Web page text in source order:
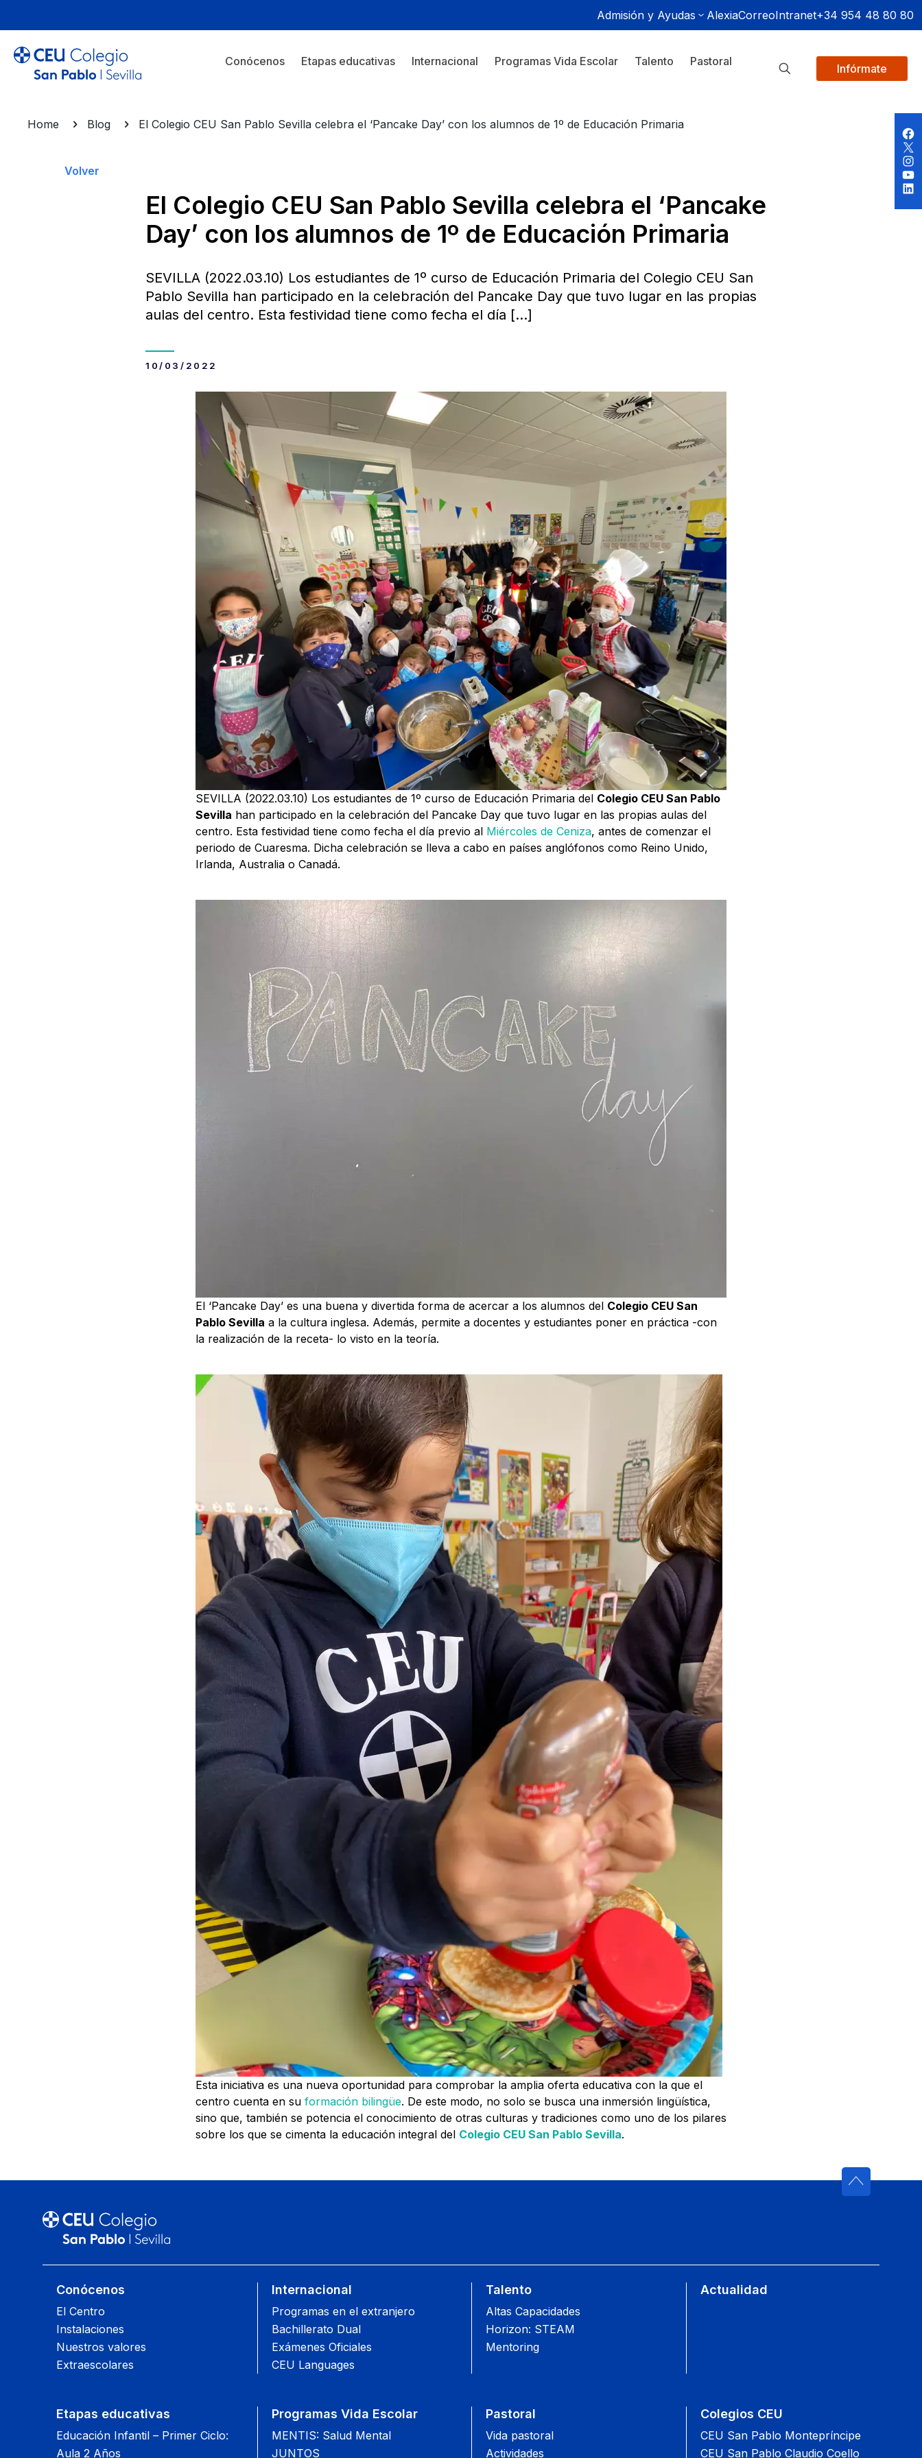
Admisión y Ayudas AlexiaCorreoIntranet+34 954 48 80 80
Conócenos Etapas educativas Internacional Programas Vida Escolar Talento Pastoral
Infórmate
Home Blog El Colegio CEU San Pablo Sevilla celebra el ‘Pancake Day’ con los alumnos de 1º de Educación Primaria
Volver
El Colegio CEU San Pablo Sevilla celebra el ‘Pancake
Day’ con los alumnos de 1º de Educación Primaria
SEVILLA (2022.03.10) Los estudiantes de 1º curso de Educación Primaria del Colegio CEU San
Pablo Sevilla han participado en la celebración del Pancake Day que tuvo lugar en las propias
aulas del centro. Esta festividad tiene como fecha el día […]
10/03/2022
SEVILLA (2022.03.10) Los estudiantes de 1º curso de Educación Primaria del Colegio CEU San Pablo
Sevilla han participado en la celebración del Pancake Day que tuvo lugar en las propias aulas del
centro. Esta festividad tiene como fecha el día previo al Miércoles de Ceniza, antes de comenzar el
periodo de Cuaresma. Dicha celebración se lleva a cabo en países anglófonos como Reino Unido,
Irlanda, Australia o Canadá.
El ‘Pancake Day’ es una buena y divertida forma de acercar a los alumnos del Colegio CEU San
Pablo Sevilla a la cultura inglesa. Además, permite a docentes y estudiantes poner en práctica -con
la realización de la receta- lo visto en la teoría.
Esta iniciativa es una nueva oportunidad para comprobar la amplia oferta educativa con la que el
centro cuenta en su formación bilingüe. De este modo, no solo se busca una inmersión lingüística,
sino que, también se potencia el conocimiento de otras culturas y tradiciones como uno de los pilares
sobre los que se cimenta la educación integral del Colegio CEU San Pablo Sevilla.
Conócenos
El Centro
Instalaciones
Nuestros valores
Extraescolares
Etapas educativas
Educación Infantil – Primer Ciclo:
Aula 2 Años
Internacional
Programas en el extranjero
Bachillerato Dual
Exámenes Oficiales
CEU Languages
Programas Vida Escolar
MENTIS: Salud Mental
JUNTOS
Talento
Altas Capacidades
Horizon: STEAM
Mentoring
Pastoral
Vida pastoral
Actividades
Actualidad
Colegios CEU
CEU San Pablo Montepríncipe
CEU San Pablo Claudio Coello